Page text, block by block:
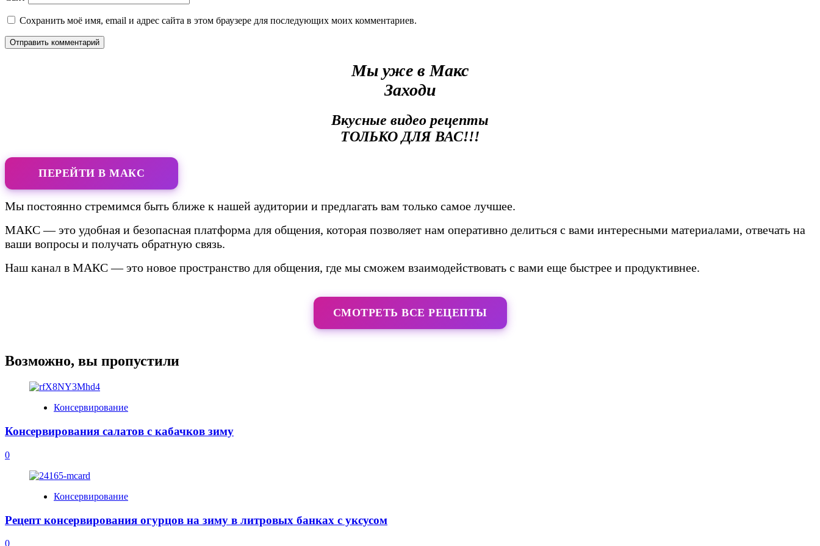
Сохранить моё имя, email и адрес сайта в этом браузере для последующих моих комментариев.
Мы уже в Макс
Заходи
Вкусные видео рецепты
ТОЛЬКО ДЛЯ ВАС!!!
ПЕРЕЙТИ В МАКС
Мы постоянно стремимся быть ближе к нашей аудитории и предлагать вам только самое лучшее.
МАКС — это удобная и безопасная платформа для общения, которая позволяет нам оперативно делиться с вами интересными материалами, отвечать на
ваши вопросы и получать обратную связь.
Наш канал в МАКС — это новое пространство для общения, где мы сможем взаимодействовать с вами еще быстрее и продуктивнее.
СМОТРЕТЬ ВСЕ РЕЦЕПТЫ
Возможно, вы пропустили
Консервирование
Консервирования салатов с кабачков зиму
0
Консервирование
Рецепт консервирования огурцов на зиму в литровых банках с уксусом
0